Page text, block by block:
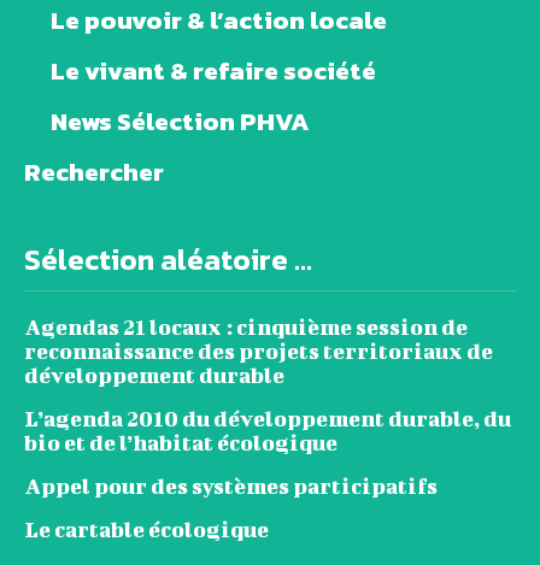
Le pouvoir & l’action locale
Le vivant & refaire société
News Sélection PHVA
Rechercher
Sélection aléatoire ...
Agendas 21 locaux : cinquième session de
reconnaissance des projets territoriaux de
développement durable
L’agenda 2010 du développement durable, du
bio et de l’habitat écologique
Appel pour des systèmes participatifs
Le cartable écologique